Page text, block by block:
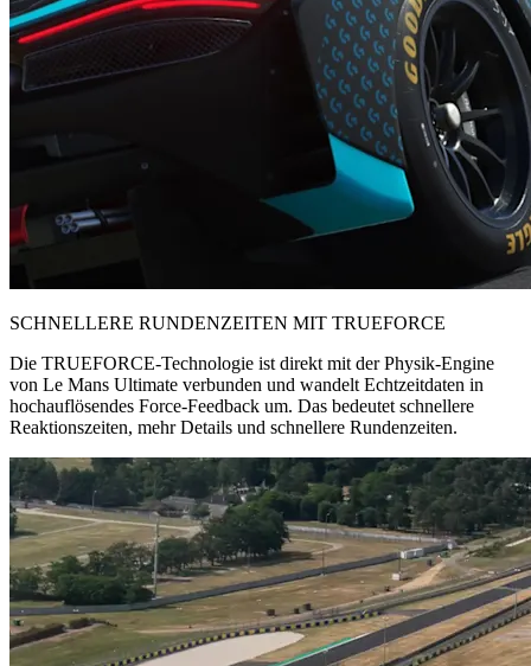
SCHNELLERE RUNDENZEITEN MIT TRUEFORCE
Die TRUEFORCE-Technologie ist direkt mit der Physik-Engine
von Le Mans Ultimate verbunden und wandelt Echtzeitdaten in
hochauflösendes Force-Feedback um. Das bedeutet schnellere
Reaktionszeiten, mehr Details und schnellere Rundenzeiten.